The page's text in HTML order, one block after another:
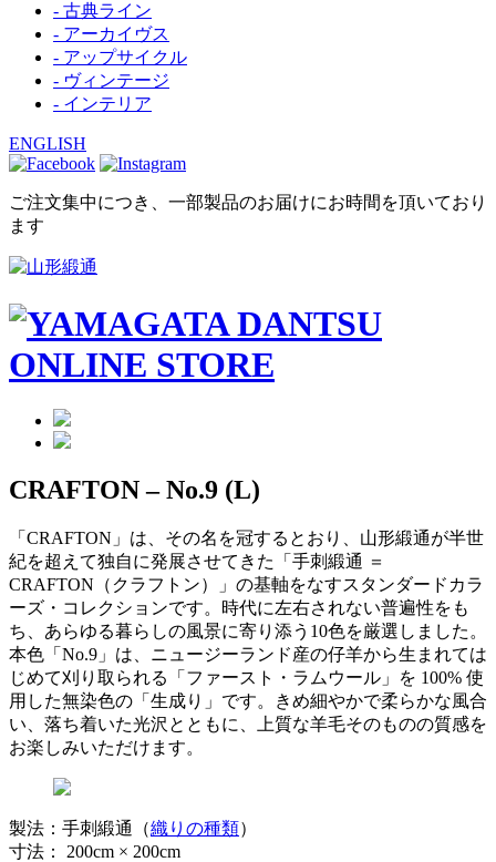
- 古典ライン
- アーカイヴス
- アップサイクル
- ヴィンテージ
- インテリア
ENGLISH
ご注文集中につき、一部製品のお届けにお時間を頂いており
ます
CRAFTON – No.9 (L)
「CRAFTON」は、その名を冠するとおり、山形緞通が半世
紀を超えて独自に発展させてきた「手刺緞通 ＝
CRAFTON（クラフトン）」の基軸をなすスタンダードカラ
ーズ・コレクションです。時代に左右されない普遍性をも
ち、あらゆる暮らしの風景に寄り添う10色を厳選しました。
本色「No.9」は、ニュージーランド産の仔羊から生まれては
じめて刈り取られる「ファースト・ラムウール」を 100% 使
用した無染色の「生成り」です。きめ細やかで柔らかな風合
い、落ち着いた光沢とともに、上質な羊毛そのものの質感を
お楽しみいただけます。
製法：手刺緞通（織りの種類）
寸法： 200cm × 200cm